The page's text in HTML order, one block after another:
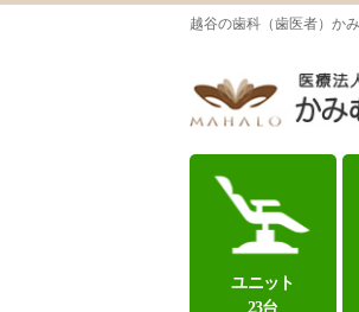
越谷の歯科（歯医者）か
ユニット
23台